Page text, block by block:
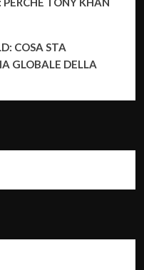
COSA STA
GLOBALE DELLA